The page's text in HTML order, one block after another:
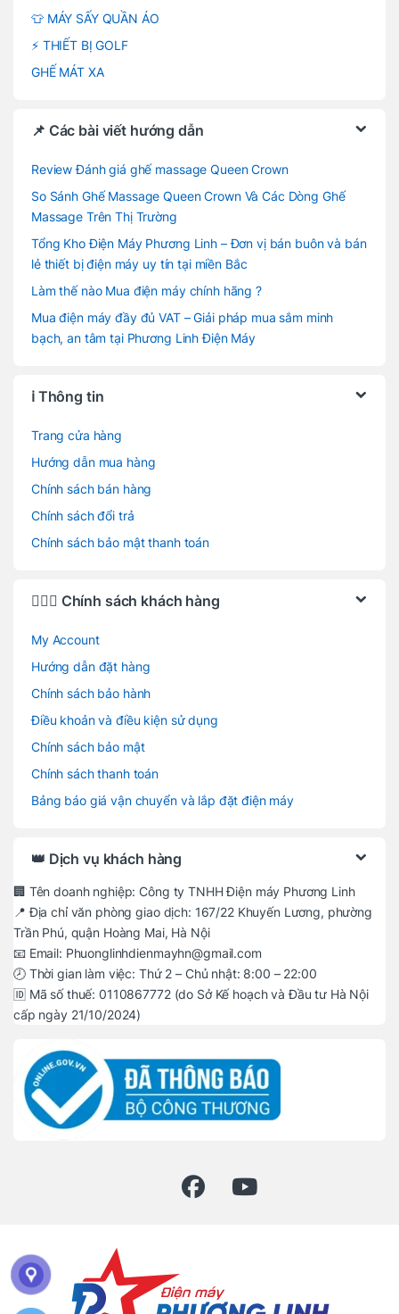
👕 MÁY SẤY QUẦN ÁO
⚡ THIẾT BỊ GOLF
GHẾ MÁT XA
📌 Các bài viết hướng dẫn
Review Đánh giá ghế massage Queen Crown
So Sánh Ghế Massage Queen Crown Và Các Dòng Ghế
Massage Trên Thị Trường
Tổng Kho Điện Máy Phương Linh – Đơn vị bán buôn và bán
lẻ thiết bị điện máy uy tín tại miền Bắc
Làm thế nào Mua điện máy chính hãng ?
Mua điện máy đầy đủ VAT – Giải pháp mua sắm minh
bạch, an tâm tại Phương Linh Điện Máy
ℹ️ Thông tin
Trang cửa hàng
Hướng dẫn mua hàng
Chính sách bán hàng
Chính sách đổi trả
Chính sách bảo mật thanh toán
🙋🏻‍♂️ Chính sách khách hàng
My Account
Hướng dẫn đặt hàng
Chính sách bảo hành
Điều khoản và điều kiện sử dụng
Chính sách bảo mật
Chính sách thanh toán
Bảng báo giá vận chuyển và lắp đặt điện máy
👑 Dịch vụ khách hàng
🏢 Tên doanh nghiệp: Công ty TNHH Điện máy Phương Linh
📍 Địa chỉ văn phòng giao dịch: 167/22 Khuyến Lương, phường
Trần Phú, quận Hoàng Mai, Hà Nội
📧 Email: Phuonglinhdienmayhn@gmail.com
🕗 Thời gian làm việc: Thứ 2 – Chủ nhật: 8:00 – 22:00
🆔 Mã số thuế: 0110867772 (do Sở Kế hoạch và Đầu tư Hà Nội
cấp ngày 21/10/2024)